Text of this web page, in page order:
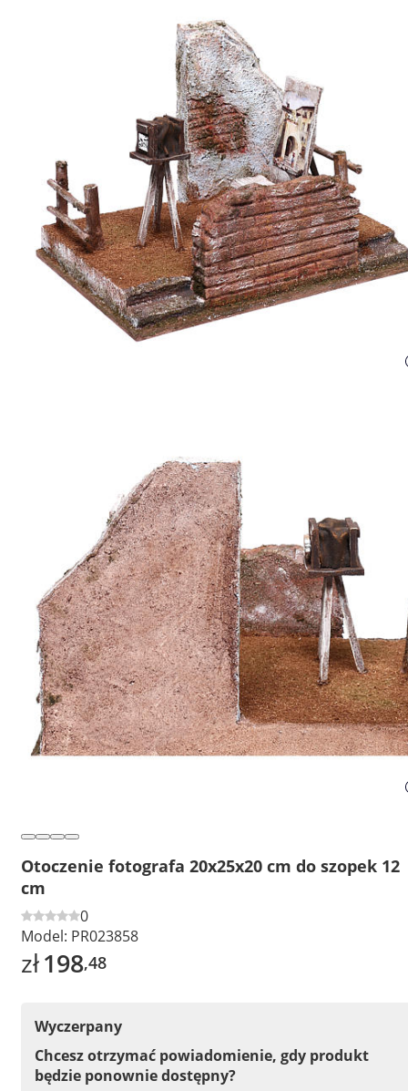
Otoczenie fotografa 20x25x20 cm do szopek 12
cm
0
Model: PR023858
zł198,48
Wyczerpany
Chcesz otrzymać powiadomienie, gdy produkt
będzie ponownie dostępny?